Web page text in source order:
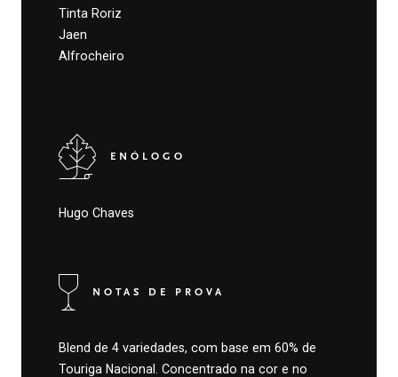
Tinta Roriz
Jaen
Alfrocheiro
ENÓLOGO
Hugo Chaves
NOTAS DE PROVA
Blend de 4 variedades, com base em 60% de
Touriga Nacional. Concentrado na cor e no